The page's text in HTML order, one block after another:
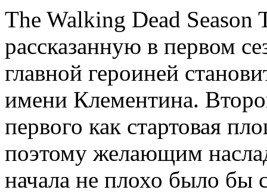
The Walking Dead
рассказанную в первом
главной героиней
имени Клементина.
первого как стартовая
поэтому желающим
начала не плохо было бы